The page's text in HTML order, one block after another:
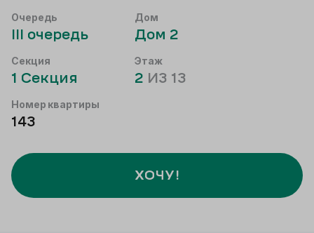
Очередь
III очередь
Дом
Дом 2
Секция
1 Секция
Этаж
2 ИЗ 13
Номер квартиры
143
ХОЧУ!